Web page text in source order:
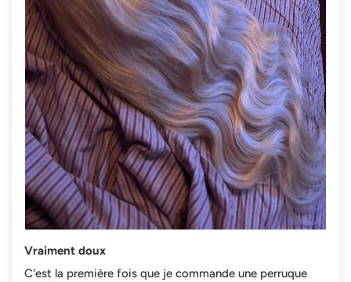
Vraiment doux
C'est la première fois que je commande une perruque